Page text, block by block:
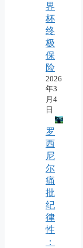
界
杯
终
极
保
险
2026
年3
月4
日
罗
西
尼
尔
痛
批
纪
律
性
：